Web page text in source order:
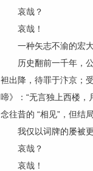
哀哉？
哀哉！
一种矢志不渝的宏
历史翻前一千年，
袒出降，待罪于汴京；
啼》：“无言独上西楼
念往昔的 “相见”，但结
我仅以词牌的屡被
哀哉？
哀哉！